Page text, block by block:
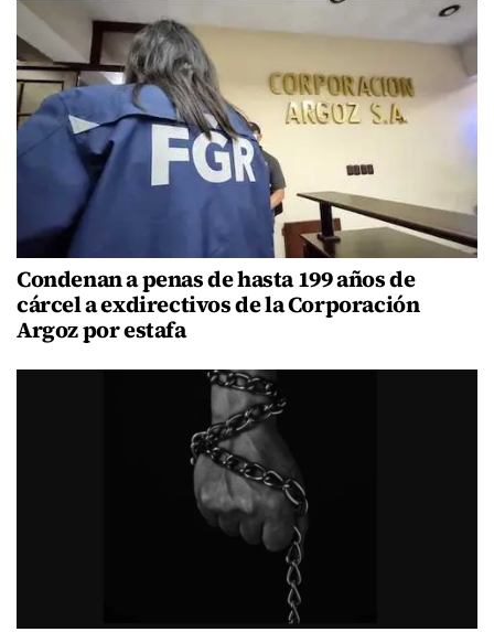
Condenan a penas de hasta 199 años de
cárcel a exdirectivos de la Corporación
Argoz por estafa